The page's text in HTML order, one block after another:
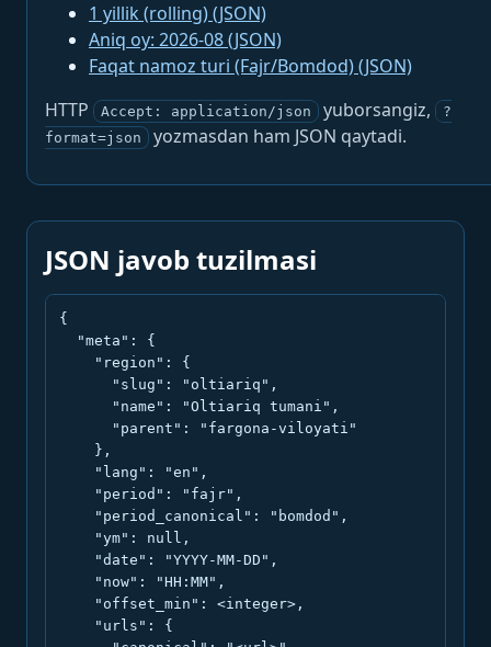
1 yillik (rolling) (JSON)
Aniq oy: 2026-08 (JSON)
Faqat namoz turi (Fajr/Bomdod) (JSON)
HTTP
Accept: application/json yuborsangiz,
?
format=json
yozmasdan ham JSON qaytadi.
JSON javob tuzilmasi
{
  "meta": {
    "region": {
      "slug": "oltiariq",
      "name": "Oltiariq tumani",
      "parent": "fargona-viloyati"
    },
    "lang": "en",
    "period": "fajr",
    "period_canonical": "bomdod",
    "ym": null,
    "date": "YYYY-MM-DD",
    "now": "HH:MM",
    "offset_min": <integer>,
    "urls": {